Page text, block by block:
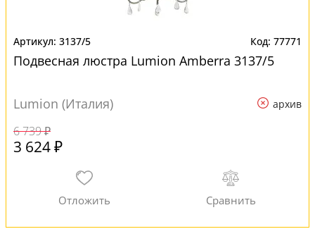
3137/5 77771
Подвесная люстра Lumion Amberra 3137/5
Lumion (Италия) архив
6 739 ₽
3 624 ₽